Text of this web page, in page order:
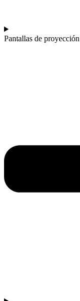
Pantallas de proyección